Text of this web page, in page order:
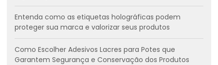
Entenda como as etiquetas holográficas podem
proteger sua marca e valorizar seus produtos
Como Escolher Adesivos Lacres para Potes que
Garantem Segurança e Conservação dos Produtos